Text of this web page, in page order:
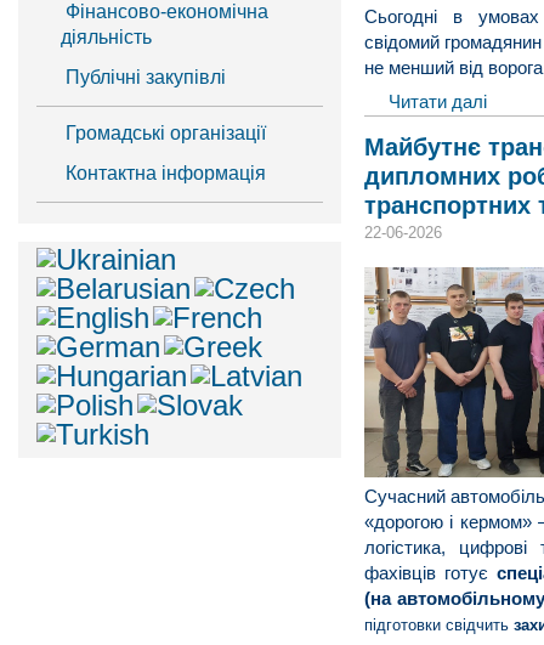
Фінансово-економічна
діяльність​
Публічні закупівлі​​
Громадські організації​
Контактна інформація
Сьогодні в умовах
свідомий
не менший від
Читати далі
Майбутнє
дипломних
транспортних
22-06-2026
Сучасний
«дорогою і кермом»
логістика,
фахівців готує
(на
підготовки свідчить